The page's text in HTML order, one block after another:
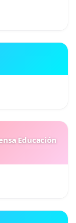
Educación